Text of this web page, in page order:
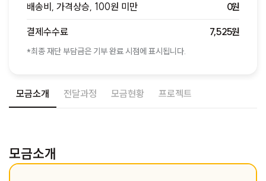
모금소개 전달과정 모금현황 프로젝트
모금소개
배송비, 가격상승, 100원 미만 0원
결제수수료 7,525원
*최종 재단 부담금은 기부 완료 시점에 표시됩니다.